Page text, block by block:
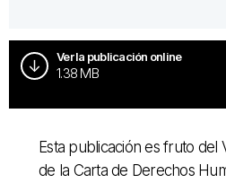
Ver la publicación online
1.38 MB
Esta publicación es fruto del
de la Carta de Derechos